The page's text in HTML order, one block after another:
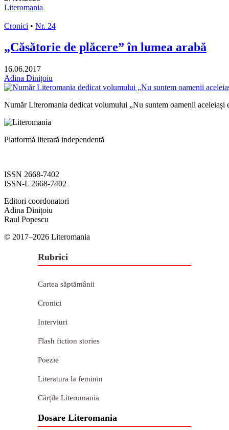
Literomania
Cronici • Nr. 24
„Căsătorie de plăcere” în lumea arabă
16.06.2017
Adina Dinițoiu
Număr Literomania dedicat volumului „Nu suntem oamenii
Platformă literară independentă
ISSN 2668-7402
ISSN-L 2668-7402
Editori coordonatori
Adina Dinițoiu
Raul Popescu
© 2017–2026 Literomania
Rubrici
Cartea săptămânii
Cronici
Interviuri
Flash fiction stories
Poezie
Literatura la feminin
Cărțile Literomania
Dosare Literomania